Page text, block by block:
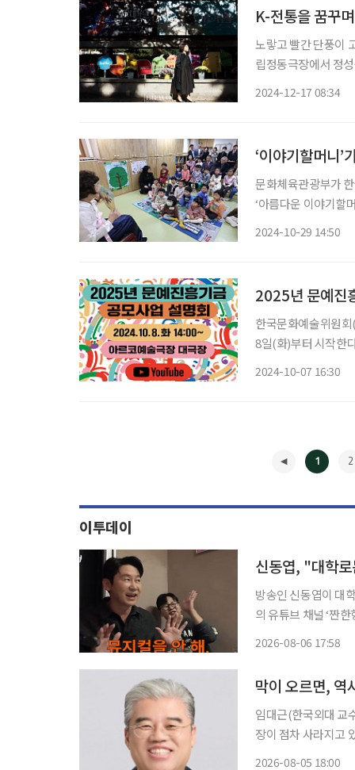
K-전통을 꿈꾸
노랗고 빨간 단풍이
립정동극장에서 정성숙
2024-12-17 08:34
‘이야기할머니’
문화체육관광부가
‘아름다운 이야기할
2024-10-29 14:50
2025년 문예진
한국문화예술위원
8일(화)부터 시작한
2024-10-07 16:30
1 2
이투데이
방송인 신동엽이 대학로
의 유튜브 채널 ‘짠
2026-08-06 17:58
막이 오르면, 역
임대근(한국외대 교수 / 한국영화학회장) 서
장이 점차 사라지고
2026-08-05 18:00